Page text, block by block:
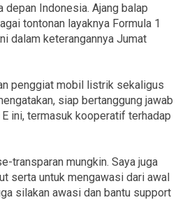
depan Indonesia. Ajang balap
tontonan layaknya Formula 1
dalam keterangannya Jumat
penggiat mobil listrik sekaligus
siap bertanggung jawab
ini, termasuk kooperatif terhadap
transparan mungkin. Saya juga
serta untuk mengawasi dari awal
silakan awasi dan bantu support